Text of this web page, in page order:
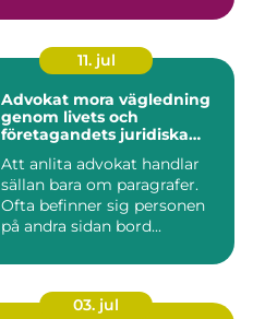
11. jul
Advokat mora vägledning
genom livets och
företagandets juridiska
Att anlita advokat handlar
sällan bara om paragrafer.
Ofta befinner sig personen
på andra sidan bord...
03. jul